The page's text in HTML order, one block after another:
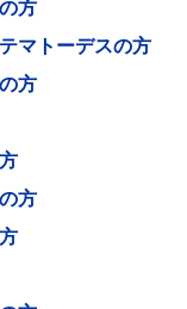
方
マトーデスの方
方
方